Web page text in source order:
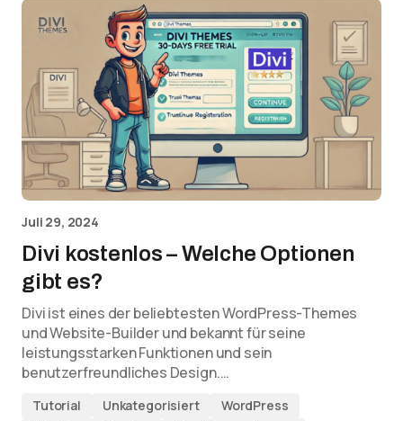
Juli 29, 2024
Divi kostenlos – Welche Optionen
gibt es?
Divi ist eines der beliebtesten WordPress-Themes
und Website-Builder und bekannt für seine
leistungsstarken Funktionen und sein
benutzerfreundliches Design.…
Tutorial Unkategorisiert
WordPress